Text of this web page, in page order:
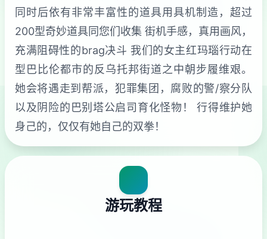
同时后依有非常丰富性的道具用具机制造，超过
200型奇妙道具同您们收集 街机手感，真用画风，
充满阻碍性的brag决斗 我们的女主红玛瑙行动在
型巴比伦都市的反乌托邦街道之中朝步履维艰。
她会将遇走到帮派，犯罪集团，腐败的警/察分队
以及阴险的巴别塔公启司育化怪物！ 行得维护她
身己的，仅仅有她自己的双拳！
游玩教程